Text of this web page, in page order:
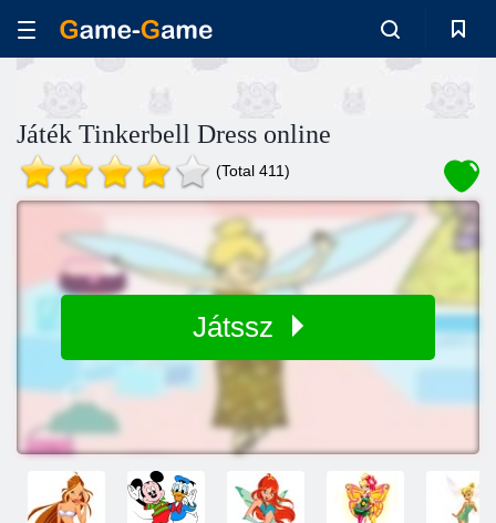
Játék Tinkerbell Dress online
(Total 411)
Játssz